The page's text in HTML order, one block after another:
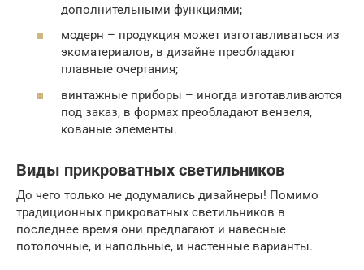
дополнительными функциями;
модерн – продукция может изготавливаться из
экоматериалов, в дизайне преобладают
плавные очертания;
винтажные приборы – иногда изготавливаются
под заказ, в формах преобладают вензеля,
кованые элементы.
Виды прикроватных светильников
До чего только не додумались дизайнеры! Помимо
традиционных прикроватных светильников в
последнее время они предлагают и навесные
потолочные, и напольные, и настенные варианты.